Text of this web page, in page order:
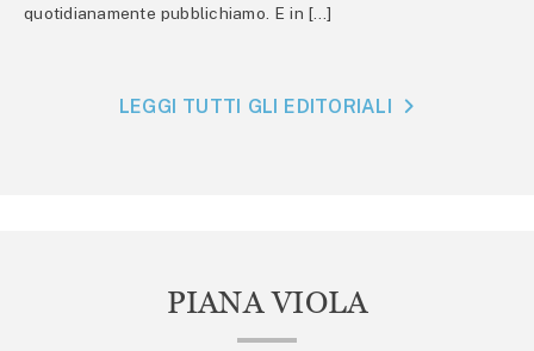
quotidianamente pubblichiamo. E in […]
LEGGI TUTTI GLI EDITORIALI
PIANA VIOLA